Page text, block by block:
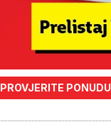
PROVJERITE PONUDU